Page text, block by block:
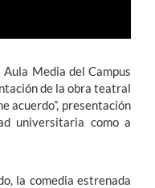
Media del Campus
de la obra teatral
acuerdo”, presentación
universitaria como a
la comedia estrenada